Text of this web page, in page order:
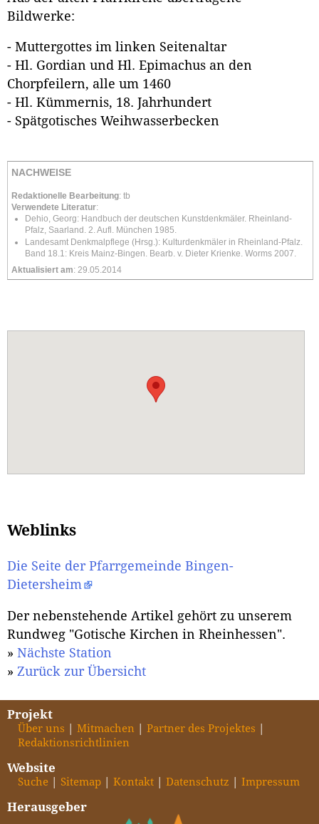
Bildwerke:
- Muttergottes im linken Seitenaltar
- Hl. Gordian und Hl. Epimachus an den
Chorpfeilern, alle um 1460
- Hl. Kümmernis, 18. Jahrhundert
- Spätgotisches Weihwasserbecken
NACHWEISE
Redaktionelle Bearbeitung: tb
Verwendete Literatur:
Dehio, Georg: Handbuch der deutschen Kunstdenkmäler. Rheinland-
Pfalz, Saarland. 2. Aufl. München 1985.
Landesamt Denkmalpflege (Hrsg.): Kulturdenkmäler in Rheinland-Pfalz.
Band 18.1: Kreis Mainz-Bingen. Bearb. v. Dieter Krienke. Worms 2007.
Aktualisiert am: 29.05.2014
Weblinks
Die Seite der Pfarrgemeinde Bingen-
Dietersheim
Der nebenstehende Artikel gehört zu unserem
Rundweg "Gotische Kirchen in Rheinhessen".
» Nächste Station
» Zurück zur Übersicht
Projekt
Über uns Mitmachen
Partner des Projektes
Redaktionsrichtlinien
Website
Suche Sitemap Kontakt Datenschutz Impressum
Herausgeber